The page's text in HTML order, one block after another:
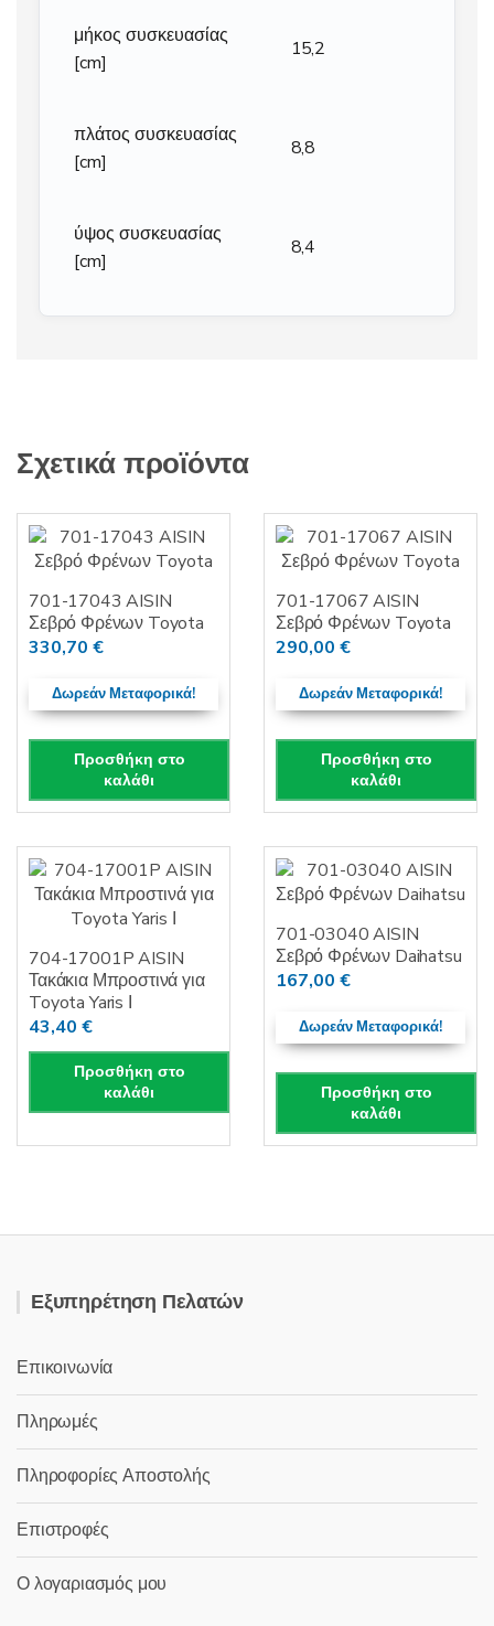
μήκος συσκευασίας
[cm]
15,2
πλάτος συσκευασίας
[cm]
8,8
ύψος συσκευασίας
[cm]
8,4
Σχετικά προϊόντα
701-17043 AISIN
Σεβρό Φρένων Toyota
330,70 €
Δωρεάν Μεταφορικά!
Προσθήκη στο
καλάθι
701-17067 AISIN
Σεβρό Φρένων Toyota
290,00 €
Δωρεάν Μεταφορικά!
Προσθήκη στο
καλάθι
704-17001P AISIN
Τακάκια Μπροστινά για
Toyota Yaris Ι
43,40 €
Προσθήκη στο
καλάθι
701-03040 AISIN
Σεβρό Φρένων Daihatsu
167,00 €
Δωρεάν Μεταφορικά!
Προσθήκη στο
καλάθι
Εξυπηρέτηση Πελατών
Επικοινωνία
Πληρωμές
Πληροφορίες Αποστολής
Επιστροφές
Ο λογαριασμός μου